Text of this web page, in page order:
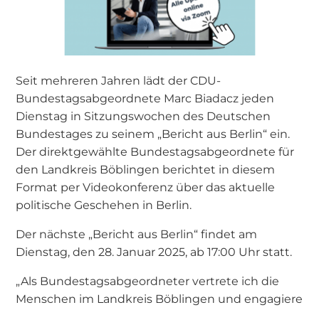
Seit mehreren Jahren lädt der CDU-
Bundestagsabgeordnete Marc Biadacz jeden
Dienstag in Sitzungswochen des Deutschen
Bundestages zu seinem „Bericht aus Berlin“ ein.
Der direktgewählte Bundestagsabgeordnete für
den Landkreis Böblingen berichtet in diesem
Format per Videokonferenz über das aktuelle
politische Geschehen in Berlin.
Der nächste „Bericht aus Berlin“ findet am
Dienstag, den 28. Januar 2025, ab 17:00 Uhr statt.
„Als Bundestagsabgeordneter vertrete ich die
Menschen im Landkreis Böblingen und engagiere